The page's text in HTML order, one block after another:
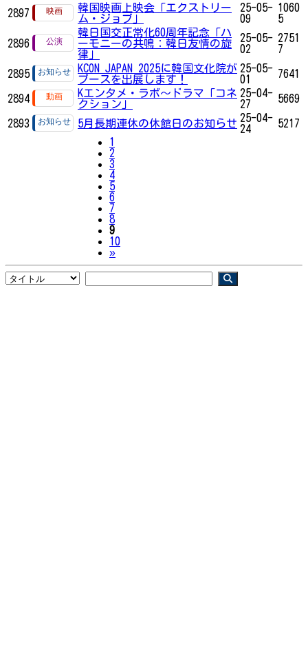
2897
韓国映画上映会「エクストリー
ム・ジョブ」
25-05-
09
1060
5
2896
韓日国交正常化60周年記念「ハ
ーモニーの共鳴：韓日友情の旋
律」
25-05-
02
2751
7
2895
KCON JAPAN 2025に韓国文化院が
ブースを出展します！
25-05-
01
7641
2894
Kエンタメ・ラボ～ドラマ「コネ
クション」
25-04-
27
5669
2893 5月長期連休の休館日のお知らせ 25-04-
24
5217
1
2
3
4
5
6
7
8
9
10
»Next